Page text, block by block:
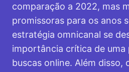
comparação a 2022, mas
promissoras para os anos
estratégia omnicanal se
importância crítica de
buscas online. Além disso,